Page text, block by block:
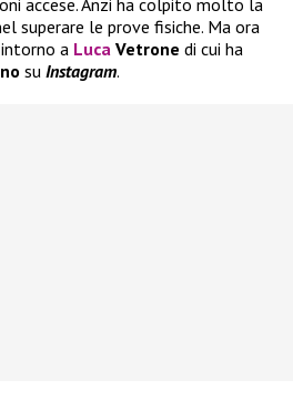
superare le prove fisiche. Ma ora
intorno a Luca Vetrone di cui ha
su Instagram.